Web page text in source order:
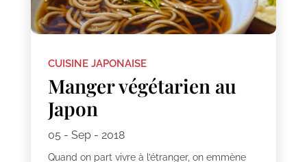
CUISINE JAPONAISE
Manger végétarien au
Japon
05 - Sep - 2018
Quand on part vivre à l’étranger, on emmène